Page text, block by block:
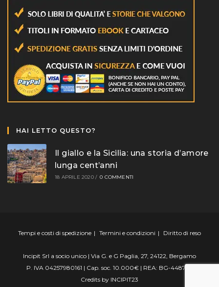
HAI LETTO QUESTO?
Il giallo e la Sicilia: una storia d’amore
lunga cent’anni
18 APRILE 2020 / 0 COMMENTI
Tempi e costi di spedizione Termini e condizioni Diritto di reso
Incipit Srl a socio unico | Via G. e G Paglia, 27, 24122, Bergamo
P. IVA 04257980161 | Cap. soc. 10.000€ | REA: BG-448799
Credits by INCIPIT23